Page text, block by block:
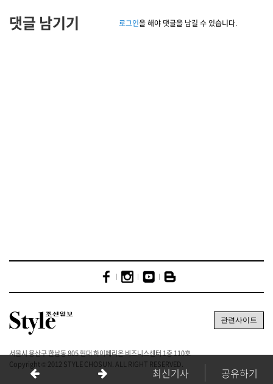
댓글 남기기 로그인을 해야 댓글을 남길 수 있습니다.
서울시 용산구 한남동 805 현대 하이페리온 비즈니스센터 1층 110호
Copyright © 2012 STYLE CHOSUN. ALL RIGHT RESERVED.
최신기사 공유하기